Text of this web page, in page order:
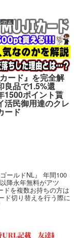
カム
カード』を完全解
良品で1.5%還
1500ポイント貰
活民御用達のクレ
ード
ールドNL』 年間100
降永年無料がアツ
ドを複数お持ちの方は
ド切り替えを行う際に